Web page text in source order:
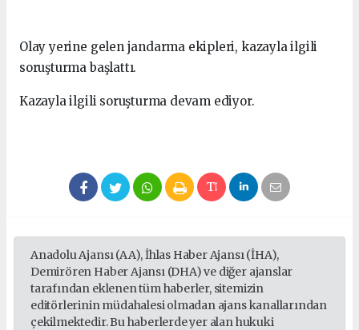
Olay yerine gelen jandarma ekipleri, kazayla ilgili
soruşturma başlattı.
Kazayla ilgili soruşturma devam ediyor.
Anadolu Ajansı (AA), İhlas Haber Ajansı (İHA),
Demirören Haber Ajansı (DHA) ve diğer ajanslar
tarafından eklenen tüm haberler, sitemizin
editörlerinin müdahalesi olmadan ajans kanallarından
çekilmektedir. Bu haberlerde yer alan hukuki